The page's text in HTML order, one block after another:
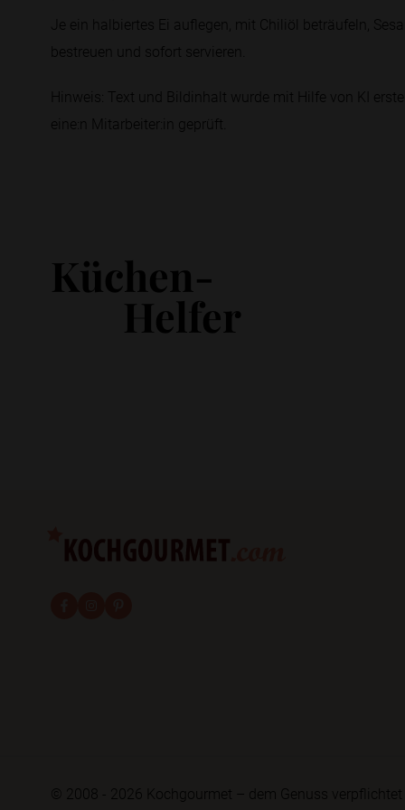
Je ein halbiertes Ei auflegen, mit Chiliöl beträufeln,
bestreuen und sofort servieren.
Hinweis: Text und Bildinhalt wurde mit Hilfe von KI
eine:n Mitarbeiter:in geprüft.
Küchen-
Helfer
© 2008 - 2026 Kochgourmet – dem Genuss